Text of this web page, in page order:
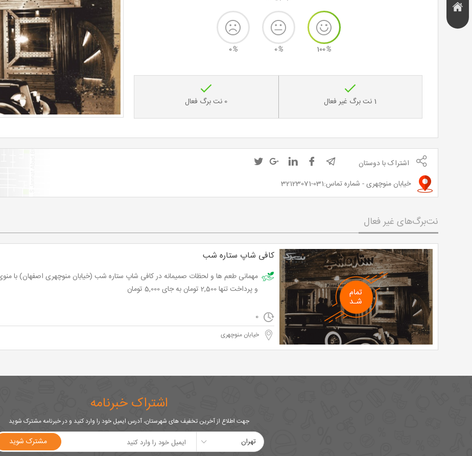
تخفیف
هتل و
اقامتگاه
100%
0%
0%
1 نت برگ غیر فعال 0 نت برگ فعال
اشتراک با دوستان
خیابان منوچهری - شماره تماس:031-32123071
نت‌برگ‌های غیر فعال
کافی شاپ ستاره شب
و پرداخت تنها 2,500 تومان به جای 5,000 تومان
0
خیابان منوچهری
اشتراک خبرنامه
جهت اطلاع از آخرین تخفیف های شهرستان، آدرس ایمیل خود را وارد کنید و در خبرنامه مشترک شوید
تهران مشترک شوید